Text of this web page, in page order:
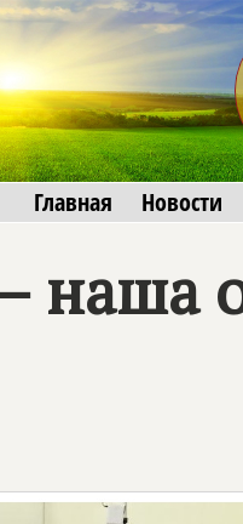
Главная Новости
наша